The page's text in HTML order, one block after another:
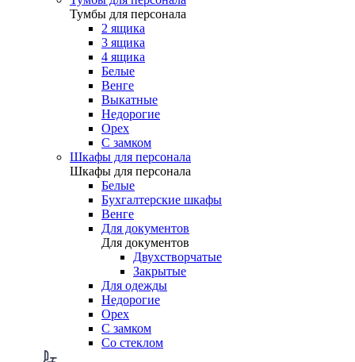
Тумбы для персонала
2 ящика
3 ящика
4 ящика
Белые
Венге
Выкатные
Недорогие
Орех
С замком
Шкафы для персонала
Шкафы для персонала
Белые
Бухгалтерские шкафы
Венге
Для документов
Для документов
Двухстворчатые
Закрытые
Для одежды
Недорогие
Орех
С замком
Со стеклом